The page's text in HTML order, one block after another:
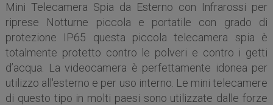
Mini Telecamera Spia da Esterno con Infrarossi per
riprese Notturne piccola e portatile con grado di
protezione IP65 questa piccola telecamera spia è
totalmente protetto contro le polveri e contro i getti
d’acqua. La videocamera è perfettamente idonea per
utilizzo all'esterno e per uso interno. Le mini telecamere
di questo tipo in molti paesi sono utilizzate dalle forze